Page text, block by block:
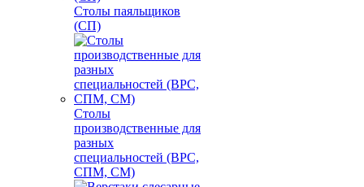
Столы паяльщиков
(СП)
Столы
производственные для
разных
специальностей (ВРС,
СПМ, СМ)